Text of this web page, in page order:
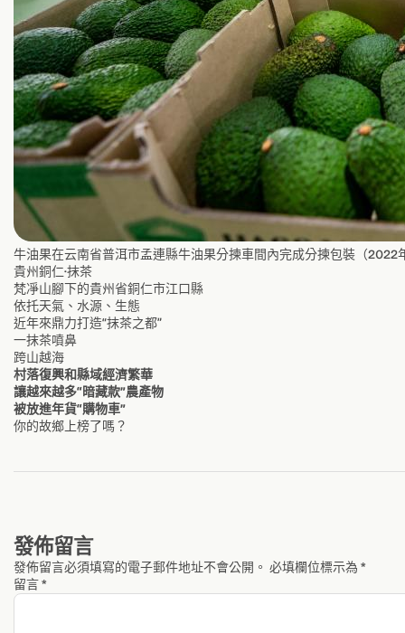
牛油果在云南省普洱市孟連縣牛油果分揀車間內完成分揀包裝（2022
貴州銅仁·抹茶
梵凈山腳下的貴州省銅仁市江口縣
依托天氣、水源、生態
近年來鼎力打造“抹茶之都”
一抹茶噴鼻
跨山越海
村落復興和縣域經濟繁華
讓越來越多“暗藏款”農產物
被放進年貨“購物車”
你的故鄉上榜了嗎？
發佈留言
發佈留言必須填寫的電子郵件地址不會公開。 必填欄位標示為 *
留言*